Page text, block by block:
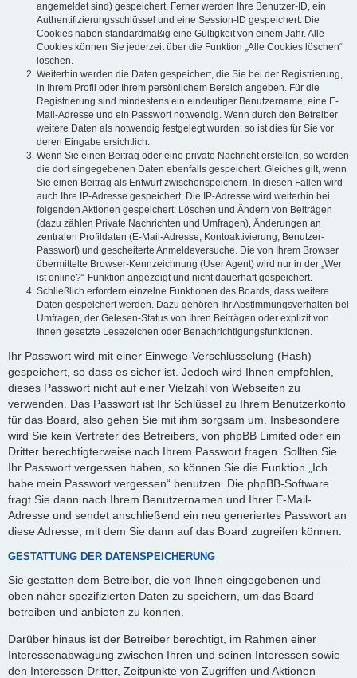
angemeldet sind) gespeichert. Ferner werden Ihre Benutzer-ID, ein
Authentifizierungsschlüssel und eine Session-ID gespeichert. Die
Cookies haben standardmäßig eine Gültigkeit von einem Jahr. Alle
Cookies können Sie jederzeit über die Funktion „Alle Cookies löschen“
löschen.
Weiterhin werden die Daten gespeichert, die Sie bei der Registrierung,
in Ihrem Profil oder Ihrem persönlichem Bereich angeben. Für die
Registrierung sind mindestens ein eindeutiger Benutzername, eine E-
Mail-Adresse und ein Passwort notwendig. Wenn durch den Betreiber
weitere Daten als notwendig festgelegt wurden, so ist dies für Sie vor
deren Eingabe ersichtlich.
Wenn Sie einen Beitrag oder eine private Nachricht erstellen, so werden
die dort eingegebenen Daten ebenfalls gespeichert. Gleiches gilt, wenn
Sie einen Beitrag als Entwurf zwischenspeichern. In diesen Fällen wird
auch Ihre IP-Adresse gespeichert. Die IP-Adresse wird weiterhin bei
folgenden Aktionen gespeichert: Löschen und Ändern von Beiträgen
(dazu zählen Private Nachrichten und Umfragen), Änderungen an
zentralen Profildaten (E-Mail-Adresse, Kontoaktivierung, Benutzer-
Passwort) und gescheiterte Anmeldeversuche. Die von Ihrem Browser
übermittelte Browser-Kennzeichnung (User Agent) wird nur in der „Wer
ist online?“-Funktion angezeigt und nicht dauerhaft gespeichert.
Schließlich erfordern einzelne Funktionen des Boards, dass weitere
Daten gespeichert werden. Dazu gehören Ihr Abstimmungsverhalten bei
Umfragen, der Gelesen-Status von Ihren Beiträgen oder explizit von
Ihnen gesetzte Lesezeichen oder Benachrichtigungsfunktionen.
Ihr Passwort wird mit einer Einwege-Verschlüsselung (Hash)
gespeichert, so dass es sicher ist. Jedoch wird Ihnen empfohlen,
dieses Passwort nicht auf einer Vielzahl von Webseiten zu
verwenden. Das Passwort ist Ihr Schlüssel zu Ihrem Benutzerkonto
für das Board, also gehen Sie mit ihm sorgsam um. Insbesondere
wird Sie kein Vertreter des Betreibers, von phpBB Limited oder ein
Dritter berechtigterweise nach Ihrem Passwort fragen. Sollten Sie
Ihr Passwort vergessen haben, so können Sie die Funktion „Ich
habe mein Passwort vergessen“ benutzen. Die phpBB-Software
fragt Sie dann nach Ihrem Benutzernamen und Ihrer E-Mail-
Adresse und sendet anschließend ein neu generiertes Passwort an
diese Adresse, mit dem Sie dann auf das Board zugreifen können.
GESTATTUNG DER DATENSPEICHERUNG
Sie gestatten dem Betreiber, die von Ihnen eingegebenen und
oben näher spezifizierten Daten zu speichern, um das Board
betreiben und anbieten zu können.
Darüber hinaus ist der Betreiber berechtigt, im Rahmen einer
Interessenabwägung zwischen Ihren und seinen Interessen sowie
den Interessen Dritter, Zeitpunkte von Zugriffen und Aktionen